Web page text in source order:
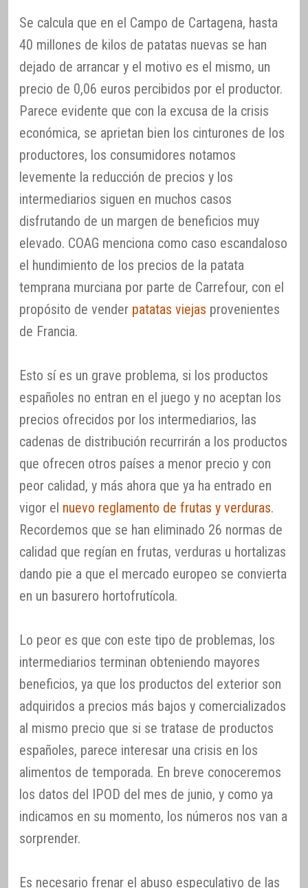
Se calcula que en el Campo de Cartagena, hasta
40 millones de kilos de patatas nuevas se han
dejado de arrancar y el motivo es el mismo, un
precio de 0,06 euros percibidos por el productor.
Parece evidente que con la excusa de la crisis
económica, se aprietan bien los cinturones de los
productores, los consumidores notamos
levemente la reducción de precios y los
intermediarios siguen en muchos casos
disfrutando de un margen de beneficios muy
elevado. COAG menciona como caso escandaloso
el hundimiento de los precios de la patata
temprana murciana por parte de Carrefour, con el
propósito de vender patatas viejas provenientes
de Francia.
Esto sí es un grave problema, si los productos
españoles no entran en el juego y no aceptan los
precios ofrecidos por los intermediarios, las
cadenas de distribución recurrirán a los productos
que ofrecen otros países a menor precio y con
peor calidad, y más ahora que ya ha entrado en
vigor el nuevo reglamento de frutas y verduras.
Recordemos que se han eliminado 26 normas de
calidad que regían en frutas, verduras u hortalizas
dando pie a que el mercado europeo se convierta
en un basurero hortofrutícola.
Lo peor es que con este tipo de problemas, los
intermediarios terminan obteniendo mayores
beneficios, ya que los productos del exterior son
adquiridos a precios más bajos y comercializados
al mismo precio que si se tratase de productos
españoles, parece interesar una crisis en los
alimentos de temporada. En breve conoceremos
los datos del IPOD del mes de junio, y como ya
indicamos en su momento, los números nos van a
sorprender.
Es necesario frenar el abuso especulativo de las